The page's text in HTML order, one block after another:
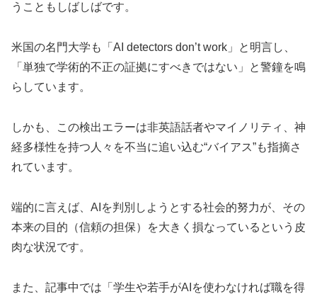
うこともしばしばです。
米国の名門大学も「AI detectors don’t work」と明言し、
「単独で学術的不正の証拠にすべきではない」と警鐘を鳴
らしています。
しかも、この検出エラーは非英語話者やマイノリティ、神
経多様性を持つ人々を不当に追い込む“バイアス”も指摘さ
れています。
端的に言えば、AIを判別しようとする社会的努力が、その
本来の目的（信頼の担保）を大きく損なっているという皮
肉な状況です。
また、記事中では「学生や若手がAIを使わなければ職を得